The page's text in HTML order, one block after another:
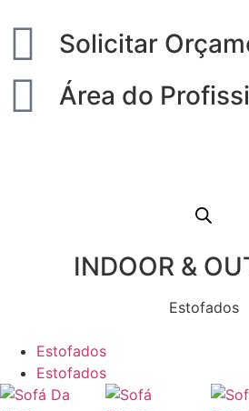
Solicitar
Área do
INDOOR &
Estofados
Estofados
Estofados